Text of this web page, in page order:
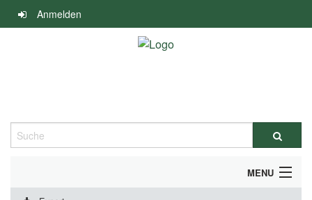
Navigation
überspringen
Anmelden
Suche
MENU